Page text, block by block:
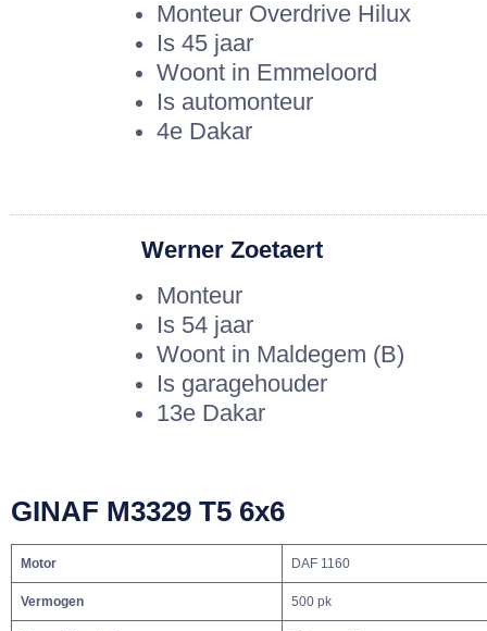
Monteur Overdrive Hilux
Is 45 jaar
Woont in Emmeloord
Is automonteur
4e Dakar
Werner Zoetaert
Monteur
Is 54 jaar
Woont in Maldegem (B)
Is garagehouder
13e Dakar
GINAF M3329 T5 6x6
Motor DAF 1160
Vermogen 500 pk